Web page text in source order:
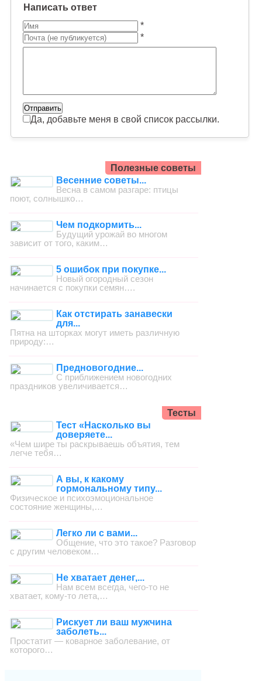
Написать ответ
*
*
Да, добавьте меня в свой список рассылки.
Полезные советы
Весенние советы...
Весна в самом разгаре: птицы
поют, солнышко…
Чем подкормить...
Будущий урожай во многом
зависит от того, каким…
5 ошибок при покупке...
Новый огородный сезон
начинается с покупки семян….
Как отстирать занавески
для...
Пятна на шторках могут иметь различную
природу:…
Предновогодние...
С приближением новогодних
праздников увеличивается…
Тесты
Тест «Насколько вы
доверяете...
«Чем шире ты раскрываешь объятия, тем
легче тебя…
А вы, к какому
гормональному типу...
Физическое и психоэмоциональное
состояние женщины,…
Легко ли с вами...
Общение, что это такое? Разговор
с другим человеком…
Не хватает денег,...
Нам всем всегда, чего-то не
хватает, кому-то лета,…
Рискует ли ваш мужчина
заболеть...
Простатит — коварное заболевание, от
которого…